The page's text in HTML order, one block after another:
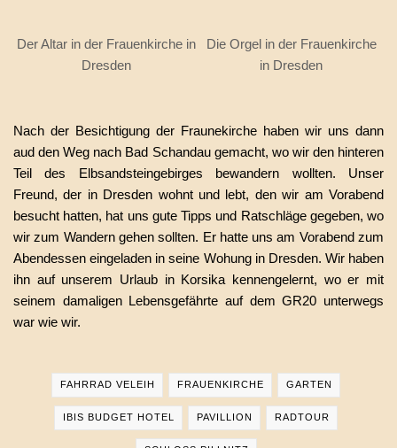
Der Altar in der Frauenkirche in
Dresden
Die Orgel in der Frauenkirche
in Dresden
Nach der Besichtigung der Fraunekirche haben wir uns dann
aud den Weg nach Bad Schandau gemacht, wo wir den hinteren
Teil des Elbsandsteingebirges bewandern wollten. Unser
Freund, der in Dresden wohnt und lebt, den wir am Vorabend
besucht hatten, hat uns gute Tipps und Ratschläge gegeben, wo
wir zum Wandern gehen sollten. Er hatte uns am Vorabend zum
Abendessen eingeladen in seine Wohung in Dresden. Wir haben
ihn auf unserem Urlaub in Korsika kennengelernt, wo er mit
seinem damaligen Lebensgefährte auf dem GR20 unterwegs
war wie wir.
FAHRRAD VELEIH FRAUENKIRCHE GARTEN
IBIS BUDGET HOTEL PAVILLION RADTOUR